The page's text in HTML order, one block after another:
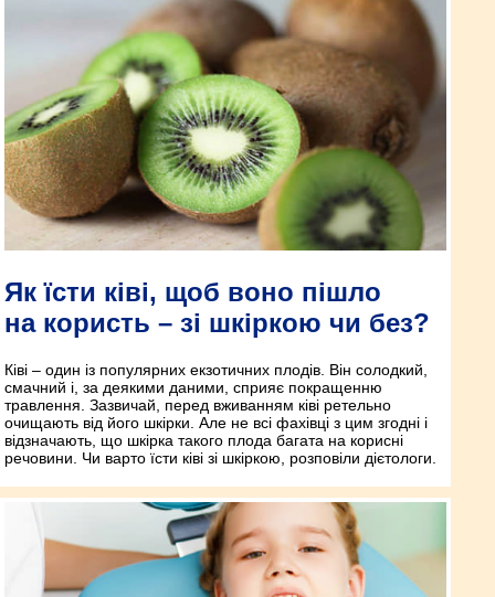
Як їсти ківі, щоб воно пішло
на користь – зі шкіркою чи без?
Ківі – один із популярних екзотичних плодів. Він солодкий,
смачний і, за деякими даними, сприяє покращенню
травлення. Зазвичай, перед вживанням ківі ретельно
очищають від його шкірки. Але не всі фахівці з цим згодні і
відзначають, що шкірка такого плода багата на корисні
речовини. Чи варто їсти ківі зі шкіркою, розповіли дієтологи.